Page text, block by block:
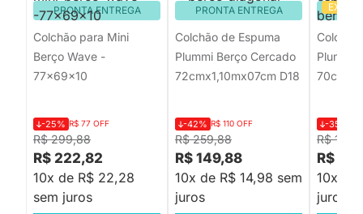
PRONTA ENTREGA
Colchão para Mini
Berço Wave -
77x69x10
R$ 299,88
-25% R$ 77 OFF
R$ 222,82
10x de R$ 22,28
sem juros
PRONTA ENTREGA
Colchão de Espuma
Plummi Berço Cercado
72cmx1,10mx07cm D18
R$ 259,88
-42% R$ 110 OFF
R$ 149,88
10x de R$ 14,98 sem
juros
Plummi
R$
-35%
R$
10x de
juros